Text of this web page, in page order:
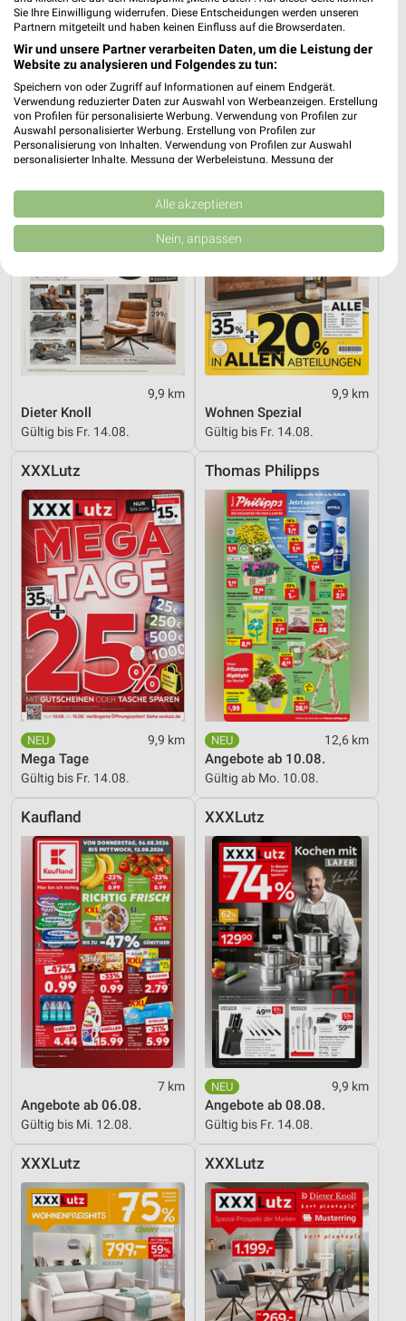
7 km
Mo-Mi Angebote ab 10.08.
Gültig ab Mo. 10.08.
3,3 km
Angebote ab 10.08.
Gültig ab Mo. 10.08.
XXXLutz
9,9 km
Dieter Knoll
Gültig bis Fr. 14.08.
XXXLutz
9,9 km
Wohnen Spezial
Gültig bis Fr. 14.08.
XXXLutz
9,9 km
Mega Tage
Gültig bis Fr. 14.08.
Thomas Philipps
12,6 km
Angebote ab 10.08.
Gültig ab Mo. 10.08.
Kaufland
7 km
Angebote ab 06.08.
Gültig bis Mi. 12.08.
XXXLutz
9,9 km
Angebote ab 08.08.
Gültig bis Fr. 14.08.
XXXLutz XXXLutz
Sie Ihre Einwilligung widerrufen. Diese Entscheidungen werden unseren
Partnern mitgeteilt und haben keinen Einfluss auf die Browserdaten.
Wir und unsere Partner verarbeiten Daten, um die Leistung der
Website zu analysieren und Folgendes zu tun:
Speichern von oder Zugriff auf Informationen auf einem Endgerät.
Verwendung reduzierter Daten zur Auswahl von Werbeanzeigen. Erstellung
von Profilen für personalisierte Werbung. Verwendung von Profilen zur
Auswahl personalisierter Werbung. Erstellung von Profilen zur
Personalisierung von Inhalten. Verwendung von Profilen zur Auswahl
personalisierter Inhalte. Messung der Werbeleistung. Messung der
Kombinationen von Daten aus verschiedenen Quellen. Entwicklung und
Verbesserung der Angebote. Verwendung reduzierter Daten zur Auswahl
von Inhalten.
Daten können außerhalb der Europäischen Union weitergegeben und in die
USA gesendet werden.
Website/App.
Partnerliste anzeigen (1 IAB-Anbieter)
Wir nutzen Ihre Daten für folgende Zwecke:
IAB-Verarbeitungszwecke:
Speichern von oder Zugriff auf Informationen
Verwendung reduzierter Daten zur Auswahl von
Werbung
Verwendung von Profilen zur Auswahl
personalisierter Werbung
Erstellung von Profilen zur Personalisierung
von Inhalten
Verwendung von Profilen zur Auswahl
personalisierter Inhalte
Messung der Werbeleistung
Messung der Performance von Inhalten
Analyse von Zielgruppen durch Statistiken oder
Kombinationen von Daten aus verschiedenen
Entwicklung und Verbesserung der Angebote
Verwendung reduzierter Daten zur Auswahl von
Inhalten
IAB-Besonderheiten:
Verwendung genauer Standortdaten
Geräte anhand von aktiv angeforderten
Informationen identifizieren
Nicht-IAB-Verarbeitungszwecke:
Notwendig
Funktional
Werbung
Alle akzeptieren
Nein, anpassen